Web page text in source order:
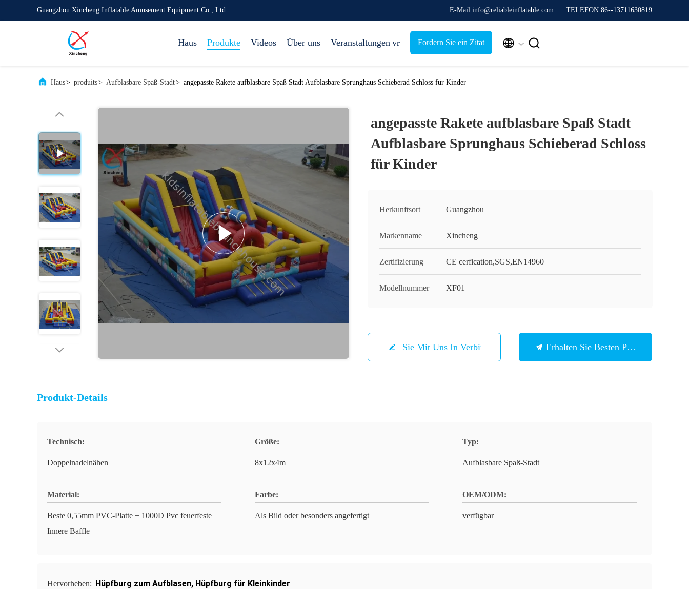
Guangzhou Xincheng Inflatable Amusement Equipment Co., Ltd E-Mail info@reliableinflatable.com TELEFON 86--13711630819
Haus Produkte Videos Über uns Veranstaltungen vr Fordern Sie ein Zitat  
Haus> produits> Aufblasbare Spaß-Stadt> angepasste Rakete aufblasbare Spaß Stadt Aufblasbare Sprunghaus Schieberad Schloss für Kinder
angepasste Rakete aufblasbare Spaß Stadt
Aufblasbare Sprunghaus Schieberad Schloss
für Kinder
Herkunftsort Guangzhou
Markenname Xincheng
Zertifizierung CE cerfication,SGS,EN14960
Modellnummer XF01
Treten Sie Mit Uns In Verbindung Erhalten Sie Besten Preis
Produkt-Details
Technisch:
Doppelnadelnähen
Größe:
8x12x4m
Typ:
Aufblasbare Spaß-Stadt
Material:
Beste 0,55mm PVC-Platte + 1000D Pvc feuerfeste
Innere Baffle
Farbe:
Als Bild oder besonders angefertigt
OEM/ODM:
verfügbar
Hervorheben: Hüpfburg zum Aufblasen, Hüpfburg für Kleinkinder